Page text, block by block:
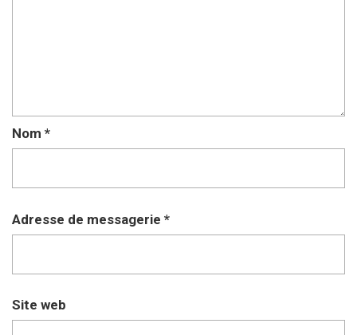
Nom *
Adresse de messagerie *
Site web